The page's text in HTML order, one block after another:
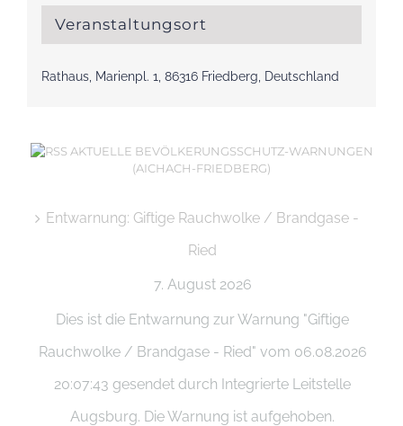
Veranstaltungsort
Rathaus, Marienpl. 1, 86316 Friedberg, Deutschland
AKTUELLE BEVÖLKERUNGSSCHUTZ-WARNUNGEN
(AICHACH-FRIEDBERG)
Entwarnung: Giftige Rauchwolke / Brandgase -
Ried
7. August 2026
Dies ist die Entwarnung zur Warnung "Giftige
Rauchwolke / Brandgase - Ried" vom 06.08.2026
20:07:43 gesendet durch Integrierte Leitstelle
Augsburg. Die Warnung ist aufgehoben.